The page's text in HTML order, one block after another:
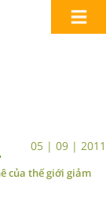
05 | 09 | 2011
của thế giới giảm